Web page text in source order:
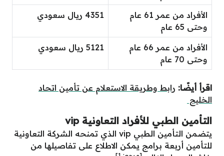
الأفراد من عمر 61 عام
وحتى 65 عام
4351 ريال سعودي
الأفراد من عمر 66 عام
وحتى 70 عام
5121 ريال سعودي
اقرأ أيضًا: رابط وطريقة الاستعلام عن تأمين اتحاد
الخليج
التأمين الطبي للأفراد التعاونية vip
يتضمن التأمين الطبي vip الذي تمنحه الشركة التعاونية
للتأمين أربعة برامج يمكن الاطلاع على تفاصيلها من